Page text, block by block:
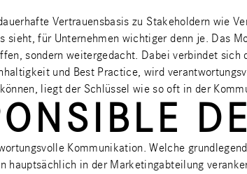
Vertrauensbasis zu Stakeholdern wie
für Unternehmen wichtiger denn je. Das
sondern weitergedacht. Dabei verbindet
und Best Practice, wird
liegt der Schlüssel wie so oft in der
Kommunikation. Welche
in der Marketingabteilung